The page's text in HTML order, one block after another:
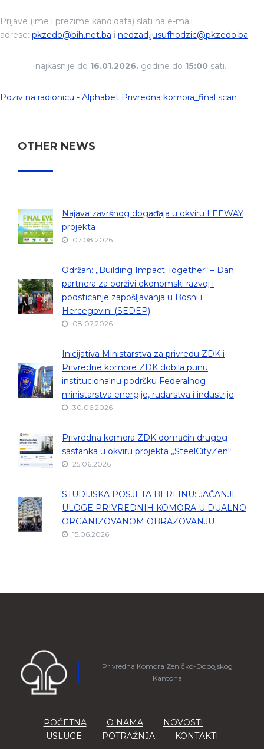
Prijave (ime i prezime kandidata) slati na e-mail
adrese: pkzedo@bih.net.ba i nedzad.jusufhodzic@pkzedo.ba
najkasnije do 16.01.2026. godine do 15:00 sati.
Poziv na radionicu - Alphabet Privredna komora_final scan
OTHER NEWS
Najava završnog događaja u okviru LEEWAY
projekta
07.08.2026
Održan: „Building Impact Together“ – Dan
partnera za održivi ekonomski razvoj i
podsticanje zapošljavanja u Bosni i
Hercegovini (SEDEP)
08.07.2026
Inicijativa Ministarstva za privredu ZDK i
Privredne komore ZDK dobila punu
institucionalnu podršku Federalnog
ministarstva energije, rudarstva i industrije
30.06.2026
Privredna komora ZDK domaćin drugog
sastanka u okviru projekta „SteelCityZen“
25.06.2026
STUDIJSKA POSJETA BERLINU: JAČANJE
ULOGE PRIVREDNIH KOMORA U DUALNO
ORGANIZOVANOM OBRAZOVANJU
15.06.2026
Privredna Komora Zeničko-Dobojskog
Kantona
POČETNA O NAMA
NOVOSTI
USLUGE
POTRAŽNJA KONTAKTI